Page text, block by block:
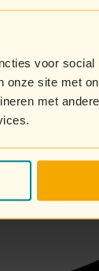
voor
onze site met
met